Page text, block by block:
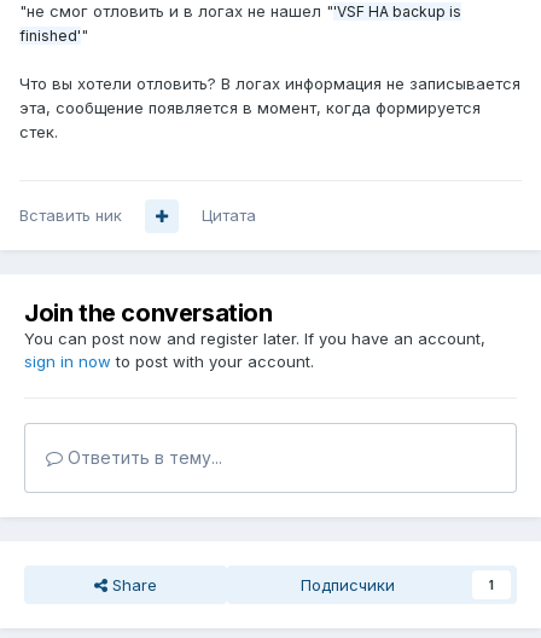
"не смог отловить и в логах не нашел "'VSF HA backup is
finished'"
Что вы хотели отловить? В логах информация не записывается
эта, сообщение появляется в момент, когда формируется
стек.
Вставить ник Цитата
Join the conversation
You can post now and register later. If you have an account,
sign in now to post with your account.
Ответить в тему...
Share Подписчики 1